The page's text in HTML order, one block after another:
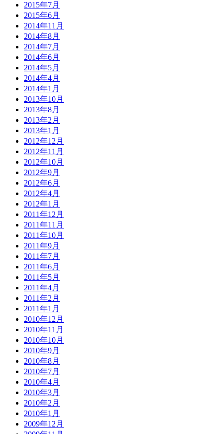
2015年7月
2015年6月
2014年11月
2014年8月
2014年7月
2014年6月
2014年5月
2014年4月
2014年1月
2013年10月
2013年8月
2013年2月
2013年1月
2012年12月
2012年11月
2012年10月
2012年9月
2012年6月
2012年4月
2012年1月
2011年12月
2011年11月
2011年10月
2011年9月
2011年7月
2011年6月
2011年5月
2011年4月
2011年2月
2011年1月
2010年12月
2010年11月
2010年10月
2010年9月
2010年8月
2010年7月
2010年4月
2010年3月
2010年2月
2010年1月
2009年12月